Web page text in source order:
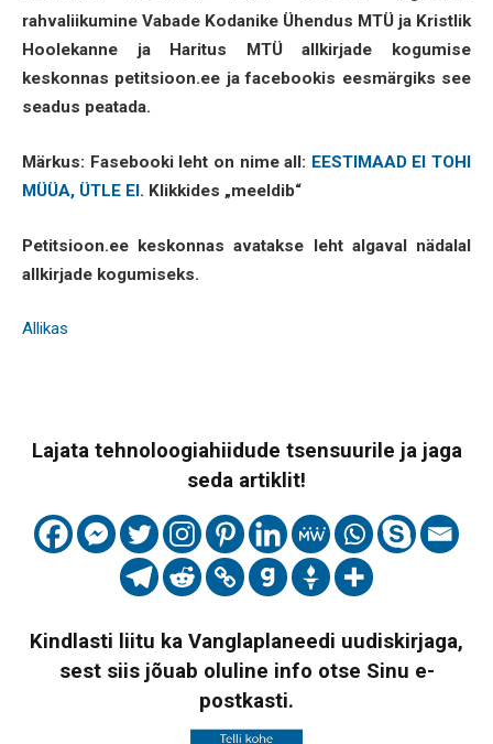
rahvaliikumine Vabade Kodanike Ühendus MTÜ ja Kristlik
Hoolekanne ja Haritus MTÜ allkirjade kogumise
keskonnas petitsioon.ee ja facebookis eesmärgiks see
seadus peatada.
Märkus: Fasebooki leht on nime all: EESTIMAAD EI TOHI
MÜÜA, ÜTLE EI. Klikkides „meeldib“
Petitsioon.ee keskonnas avatakse leht algaval nädalal
allkirjade kogumiseks.
Allikas
Lajata tehnoloogiahiidude tsensuurile ja jaga
seda artiklit!
Kindlasti liitu ka Vanglaplaneedi uudiskirjaga,
sest siis jõuab oluline info otse Sinu e-
postkasti.